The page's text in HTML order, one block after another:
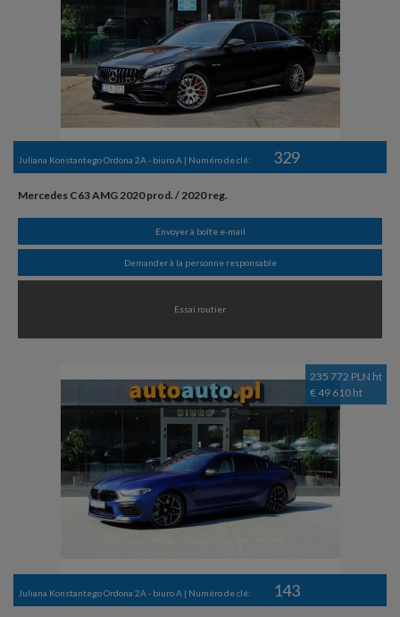
Juliana Konstantego Ordona 2A - biuro A | Numéro de clé: 329
Mercedes C63 AMG 2020 prod. / 2020 reg.
Envoyer à boîte e-mail
Demander à la personne responsable
Essai routier
235 772 PLN ht
€ 49 610 ht
Juliana Konstantego Ordona 2A - biuro A | Numéro de clé: 143